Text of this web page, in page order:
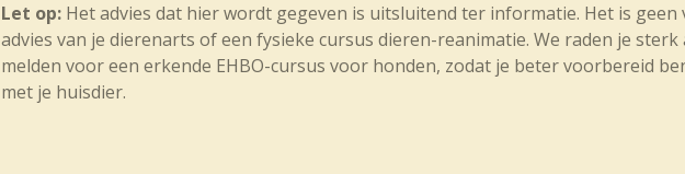
Let op: Het advies dat hier wordt gegeven is uitsluitend ter informatie. Het is
advies van je dierenarts of een fysieke cursus dieren-reanimatie. We raden je sterk
melden voor een erkende EHBO-cursus voor honden, zodat je beter voorbereid
met je huisdier.